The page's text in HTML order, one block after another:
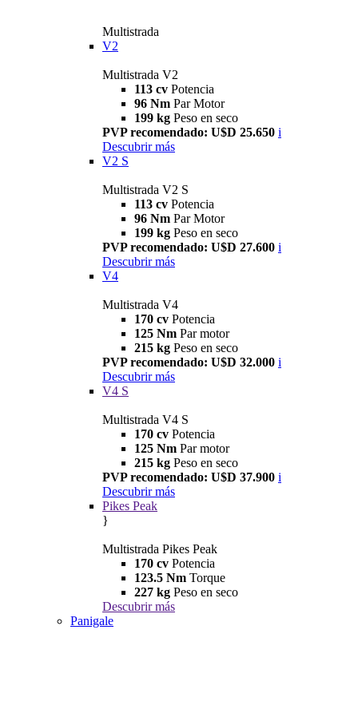
Multistrada
V2
Multistrada V2
113 cv Potencia
96 Nm Par Motor
199 kg Peso en seco
PVP recomendado: U$D 25.650 i
Descubrir más
V2 S
Multistrada V2 S
113 cv Potencia
96 Nm Par Motor
199 kg Peso en seco
PVP recomendado: U$D 27.600 i
Descubrir más
V4
Multistrada V4
170 cv Potencia
125 Nm Par motor
215 kg Peso en seco
PVP recomendado: U$D 32.000 i
Descubrir más
V4 S
Multistrada V4 S
170 cv Potencia
125 Nm Par motor
215 kg Peso en seco
PVP recomendado: U$D 37.900 i
Descubrir más
Pikes Peak
}
Multistrada Pikes Peak
170 cv Potencia
123.5 Nm Torque
227 kg Peso en seco
Descubrir más
Panigale